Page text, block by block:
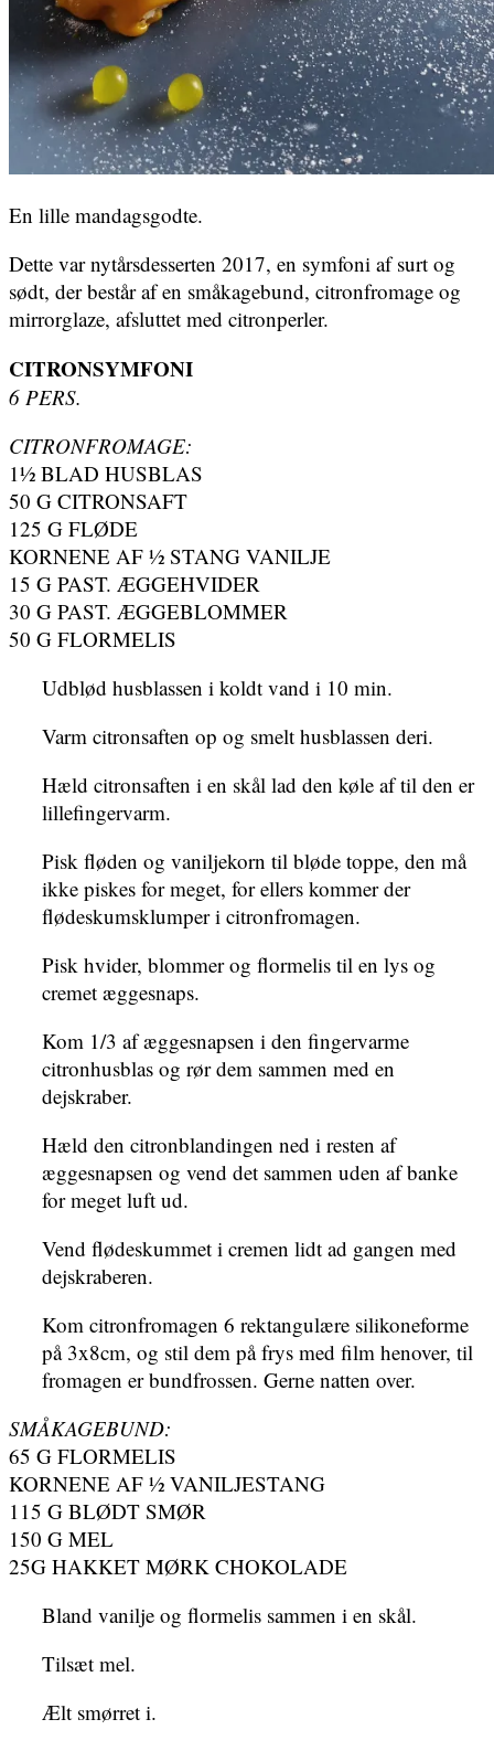
En lille mandagsgodte.
Dette var nytårsdesserten 2017, en symfoni af surt og
sødt, der består af en småkagebund, citronfromage og
mirrorglaze, afsluttet med citronperler.
CITRONSYMFONI
6 PERS.
CITRONFROMAGE:
1½ BLAD HUSBLAS
50 G CITRONSAFT
125 G FLØDE
KORNENE AF ½ STANG VANILJE
15 G PAST. ÆGGEHVIDER
30 G PAST. ÆGGEBLOMMER
50 G FLORMELIS
Udblød husblassen i koldt vand i 10 min.
Varm citronsaften op og smelt husblassen deri.
Hæld citronsaften i en skål lad den køle af til den er
lillefingervarm.
Pisk fløden og vaniljekorn til bløde toppe, den må
ikke piskes for meget, for ellers kommer der
flødeskumsklumper i citronfromagen.
Pisk hvider, blommer og flormelis til en lys og
cremet æggesnaps.
Kom 1/3 af æggesnapsen i den fingervarme
citronhusblas og rør dem sammen med en
dejskraber.
Hæld den citronblandingen ned i resten af
æggesnapsen og vend det sammen uden af banke
for meget luft ud.
Vend flødeskummet i cremen lidt ad gangen med
dejskraberen.
Kom citronfromagen 6 rektangulære silikoneforme
på 3x8cm, og stil dem på frys med film henover, til
fromagen er bundfrossen. Gerne natten over.
SMÅKAGEBUND:
65 G FLORMELIS
KORNENE AF ½ VANILJESTANG
115 G BLØDT SMØR
150 G MEL
25G HAKKET MØRK CHOKOLADE
Bland vanilje og flormelis sammen i en skål.
Tilsæt mel.
Ælt smørret i.